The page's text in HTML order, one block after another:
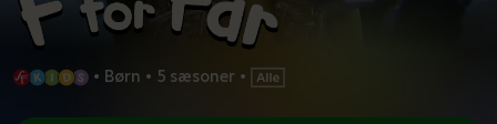
• Børn • 5 sæsoner •